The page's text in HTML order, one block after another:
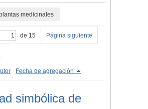
medicinales
de 15 Página siguiente
Fecha de agregación
simbólica de